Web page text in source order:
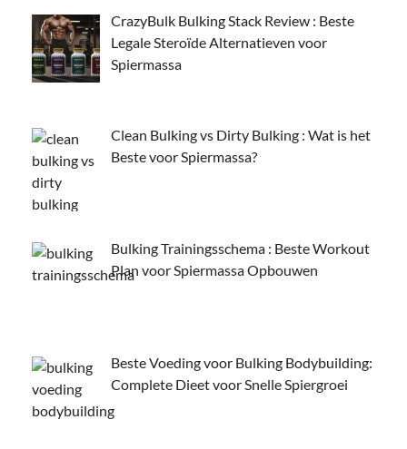
CrazyBulk Bulking Stack Review : Beste
Legale Steroïde Alternatieven voor
Spiermassa
Clean Bulking vs Dirty Bulking : Wat is het
Beste voor Spiermassa?
Bulking Trainingsschema : Beste Workout
Plan voor Spiermassa Opbouwen
Beste Voeding voor Bulking Bodybuilding:
Complete Dieet voor Snelle Spiergroei